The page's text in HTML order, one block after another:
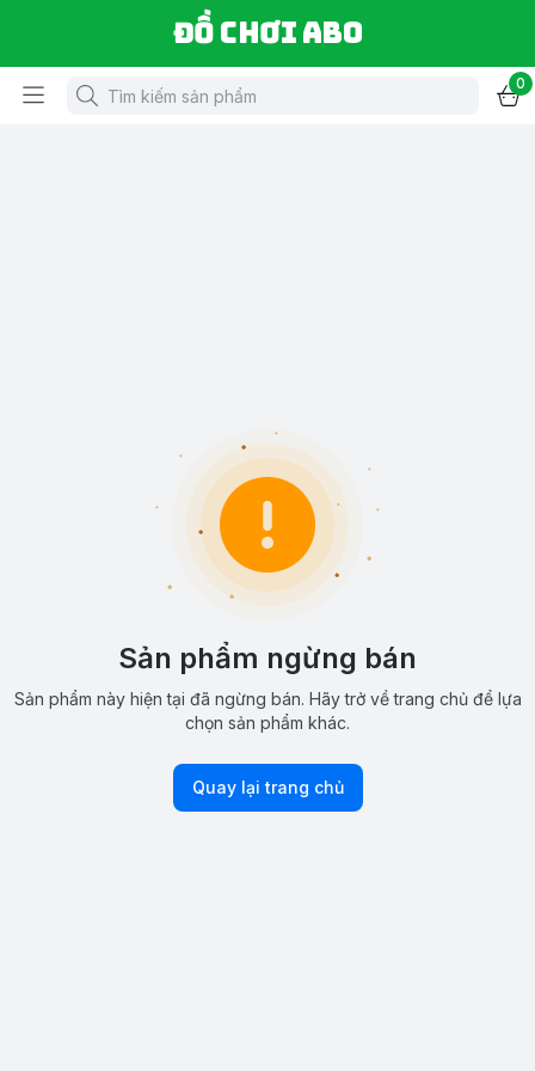
Đồ chơi ABO
0
Sản phẩm ngừng bán
Sản phẩm này hiện tại đã ngừng bán. Hãy trở về trang chủ để lựa
chọn sản phẩm khác.
Quay lại trang chủ